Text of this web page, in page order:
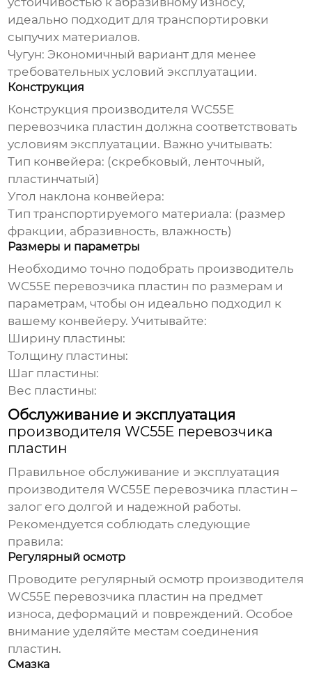
идеально подходит для транспортировки
сыпучих материалов.
Чугун: Экономичный вариант для менее
требовательных условий эксплуатации.
Конструкция
Конструкция производителя WC55E
перевозчика пластин должна соответствовать
условиям эксплуатации. Важно учитывать:
Тип конвейера: (скребковый, ленточный,
пластинчатый)
Угол наклона конвейера:
Тип транспортируемого материала: (размер
фракции, абразивность, влажность)
Размеры и параметры
Необходимо точно подобрать производитель
WC55E перевозчика пластин по размерам и
параметрам, чтобы он идеально подходил к
вашему конвейеру. Учитывайте:
Ширину пластины:
Толщину пластины:
Шаг пластины:
Вес пластины:
Обслуживание и эксплуатация
производителя WC55E перевозчика
пластин
Правильное обслуживание и эксплуатация
производителя WC55E перевозчика пластин –
залог его долгой и надежной работы.
Рекомендуется соблюдать следующие
правила:
Регулярный осмотр
Проводите регулярный осмотр производителя
WC55E перевозчика пластин на предмет
износа, деформаций и повреждений. Особое
внимание уделяйте местам соединения
пластин.
Смазка